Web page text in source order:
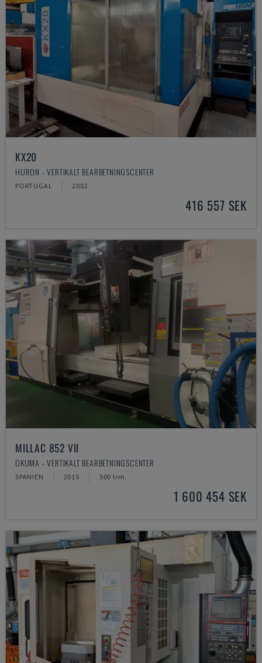
KX20
HURON - VERTIKALT BEARBETNINGSCENTER
PORTUGAL 2002
416 557 SEK
MILLAC 852 VII
OKUMA - VERTIKALT BEARBETNINGSCENTER
SPANIEN 2015 500 tim.
1 600 454 SEK